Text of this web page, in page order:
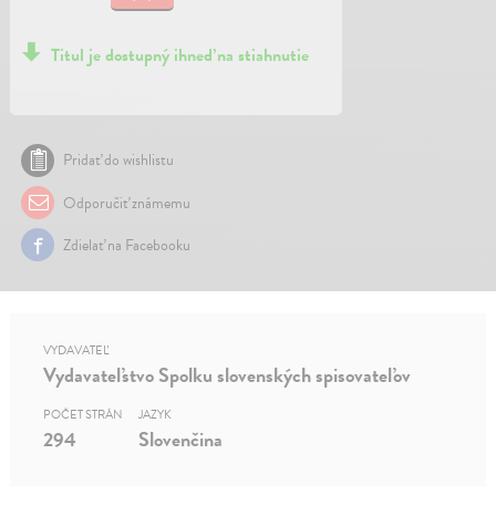
Titul je dostupný ihneď na stiahnutie
Pridať do wishlistu
Odporučiť známemu
Zdielať na Facebooku
VYDAVATEĽ
Vydavateľstvo Spolku slovenských spisovateľov
POČET STRÁN
294
JAZYK
Slovenčina